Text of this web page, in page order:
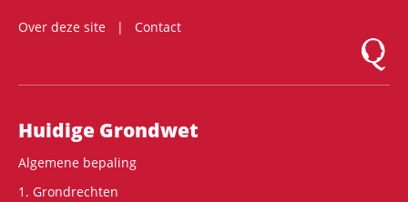
Over deze site
Contact
Logo
Hoofdnavigatie
Huidige Grondwet
Algemene bepaling
1. Grondrechten